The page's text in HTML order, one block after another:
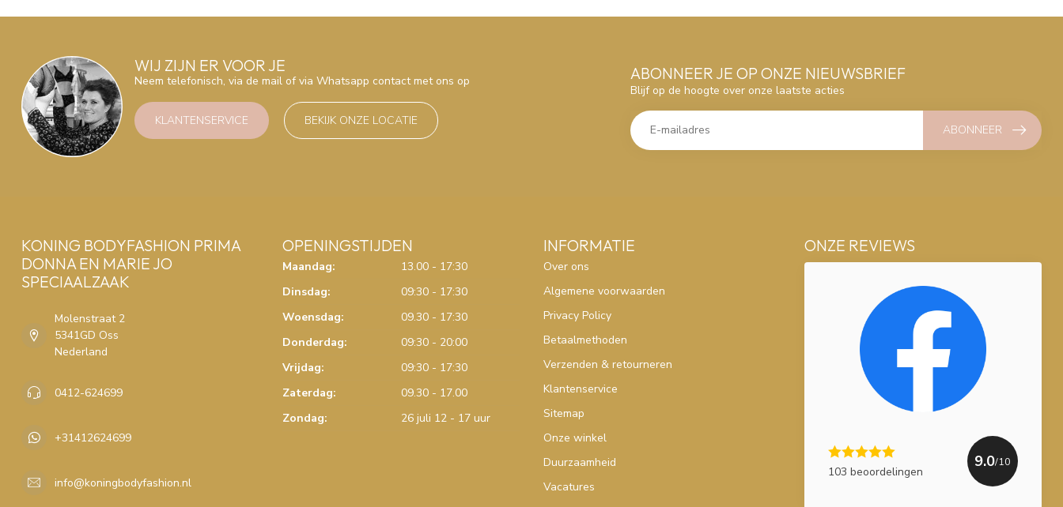
WIJ ZIJN ER VOOR JE
Neem telefonisch, via de mail of via Whatsapp contact met ons op
KLANTENSERVICE BEKIJK ONZE LOCATIE
ABONNEER JE OP ONZE NIEUWSBRIEF
Blijf op de hoogte over onze laatste acties
ABONNEER
KONING BODYFASHION PRIMA
DONNA EN MARIE JO
SPECIAALZAAK
Molenstraat 2
5341GD Oss
Nederland
0412-624699
+31412624699
info@koningbodyfashion.nl
OPENINGSTIJDEN
Maandag:
13.00 - 17:30
Dinsdag:
09:30 - 17:30
Woensdag:
09.30 - 17:30
Donderdag:
09:30 - 20:00
Vrijdag:
09:30 - 17:30
Zaterdag:
09.30 - 17.00
Zondag:
26 juli 12 - 17 uur
INFORMATIE
Over ons
Algemene voorwaarden
Privacy Policy
Betaalmethoden
Verzenden & retourneren
Klantenservice
Sitemap
Onze winkel
Duurzaamheid
Vacatures
ONZE REVIEWS
103 beoordelingen
9.0/10